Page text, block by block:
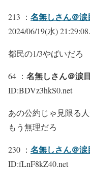
213 ： 名無しさん＠
2024/06/19(水)
都民の1/3やばいだろ
64 ： 名無しさん＠涙
ID:BDVz3hkS0.net
あの公約じゃ見限る
もう無理だろ
230 ： 名無しさん＠涙
ID:fLnF8kZ40.net